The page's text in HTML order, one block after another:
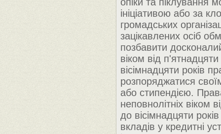
ініціативою або за
громадських
зацікавлених осіб
позбавити
віком від
вісімнадцяти років
розпоряджатися
або стипендією.
неповнолітніх віком
до вісімнадцяти
вкладів у кредитні